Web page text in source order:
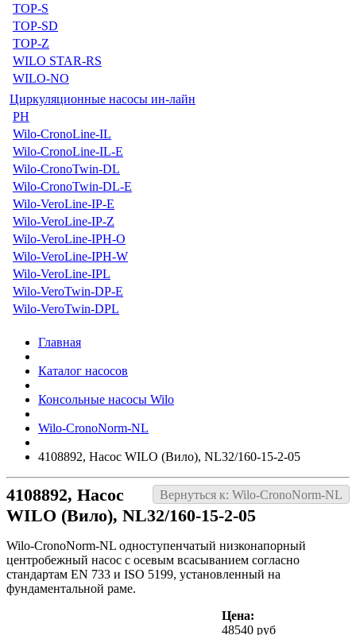
TOP-S
TOP-SD
TOP-Z
WILO STAR-RS
WILO-NO
Циркуляционные насосы ин-лайн
PH
Wilo-CronoLine-IL
Wilo-CronoLine-IL-E
Wilo-CronoTwin-DL
Wilo-CronoTwin-DL-E
Wilo-VeroLine-IP-E
Wilo-VeroLine-IP-Z
Wilo-VeroLine-IPH-O
Wilo-VeroLine-IPH-W
Wilo-VeroLine-IPL
Wilo-VeroTwin-DP-E
Wilo-VeroTwin-DPL
Главная
Каталог насосов
Консольные насосы Wilo
Wilo-CronoNorm-NL
4108892, Насос WILO (Вило), NL32/160-15-2-05
Вернуться к: Wilo-CronoNorm-NL
4108892, Насос
WILO (Вило), NL32/160-15-2-05
Wilo-CronoNorm-NL одноступенчатый низконапорный
центробежный насос с осевым всасыванием согласно
стандартам EN 733 и ISO 5199, установленный на
фундаментальной раме.
Цена:
48540 руб